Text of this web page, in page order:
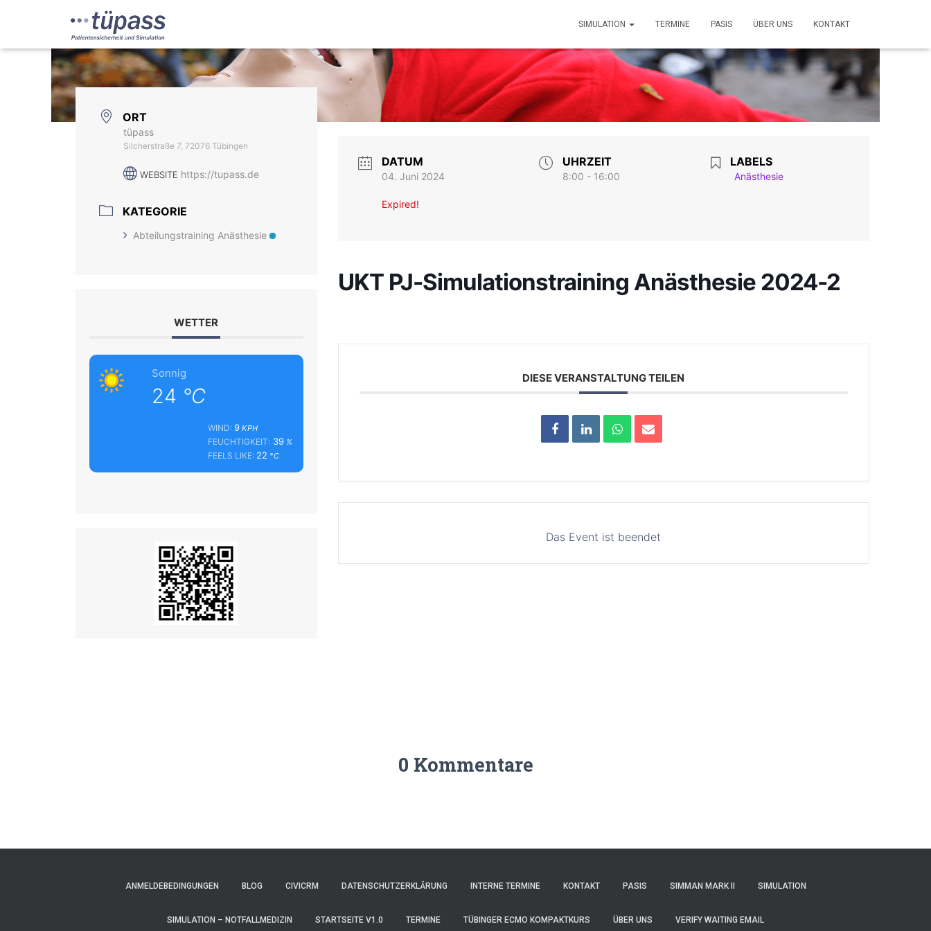
SIMULATION TERMINE PASIS ÜBER UNS KONTAKT
ORT
tüpass
Silcherstraße 7, 72076 Tübingen
WEBSITE https://tupass.de
KATEGORIE
Abteilungstraining Anästhesie
WETTER
Sonnig
24 °C
WIND: 9KPH
FEUCHTIGKEIT:39%
FEELS LIKE: 22 °C
DATUM
04. Juni 2024
Expired!
UHRZEIT
8:00 - 16:00
LABELS
Anästhesie
UKT PJ-Simulationstraining Anästhesie 2024-2
DIESE VERANSTALTUNG TEILEN
Das Event ist beendet
0 Kommentare
ANMELDEBEDINGUNGEN BLOG CIVICRM DATENSCHUTZERKLÄRUNG INTERNE TERMINE KONTAKT PASIS SIMMAN MARK II SIMULATION
SIMULATION – NOTFALLMEDIZIN STARTSEITE V1.0 TERMINE TÜBINGER ECMO KOMPAKTKURS ÜBER UNS VERIFY WAITING EMAIL